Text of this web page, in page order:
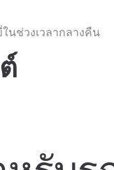
นช่วงเวลากลางคืน